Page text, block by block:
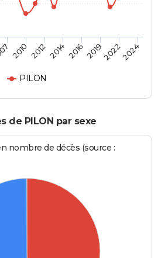
PILON
2010 2012 2014 2016201920222024
de PILON par sexe
nombre de décès (source :